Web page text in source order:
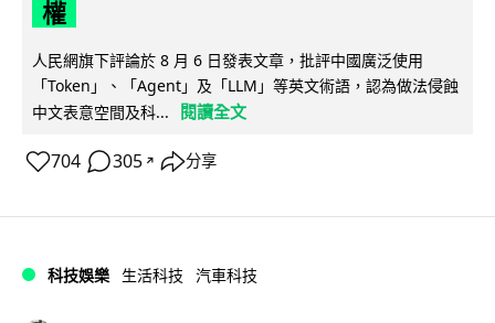
權
人民網旗下評論於 8 月 6 日發表文章，批評中國廣泛使用
「Token」、「Agent」及「LLM」等英文術語，認為做法侵蝕
中文表意空間及科...
閱讀全文
704 305 ↗ 分享
科技娛樂 生活科技 汽車科技